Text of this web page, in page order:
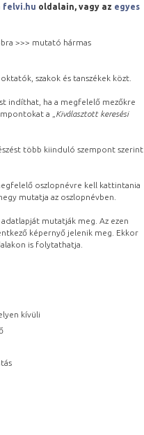
felvi.hu oldalain, vagy az egyes
>>> mutató hármas
szakok és tanszékek közt.
indíthat, ha a megfelelő mezőkre
a „ Kiválasztott keresési
több kiinduló szempont szerint
oszlopnévre kell kattintania
mutatja az oszlopnévben.
mutatják meg. Az ezen
képernyő jelenik meg. Ekkor
is folytathatja.
kívüli